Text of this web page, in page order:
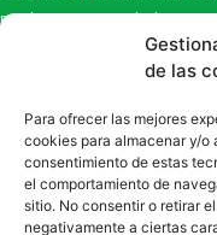
de las
Para ofrecer las mejores
cookies para almacenar y/o
consentimiento de estas
el comportamiento de
sitio. No consentir o retirar
negativamente a ciertas
productos y novedades.
Inicio
Eco
Contacto
SUSCRÍBETE A